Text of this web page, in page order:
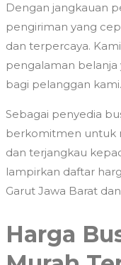
Dengan jangkauan
pengiriman yang
dan terpercaya.
pengalaman
bagi pelanggan kami.
Sebagai penyedia
berkomitmen untuk
dan terjangkau
lampirkan daftar
Garut Jawa Barat
Harga